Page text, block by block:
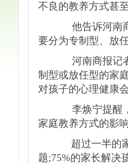
不良的教养方式甚
他告诉河南商
要分为专制型、放
河南商报记者
制型或放任型的家
对孩子的心理健康
李焕宁提醒
家庭教养方式的影
超过一半的家
题;75%的家长解决